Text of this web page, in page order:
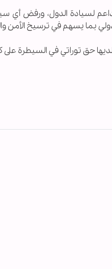
لسيادة الدول، ورفض أي
بما يسهم في ترسيخ الأمن
حق توراتي في السيطرة على